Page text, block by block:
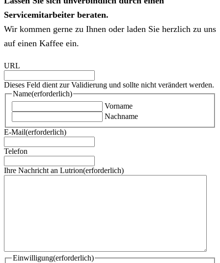
Servicemitarbeiter beraten.
Wir kommen gerne zu Ihnen oder laden Sie herzlich zu uns
auf einen Kaffee ein.
URL
Dieses Feld dient zur Validierung und sollte nicht verändert werden.
Name(erforderlich)
Vorname
Nachname
E-Mail(erforderlich)
Telefon
Ihre Nachricht an Lutrion(erforderlich)
Einwilligung(erforderlich)